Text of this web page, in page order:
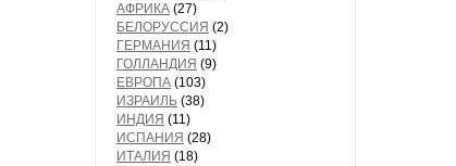
АФРИКА (27)
БЕЛОРУССИЯ (2)
ГЕРМАНИЯ (11)
ГОЛЛАНДИЯ (9)
ЕВРОПА (103)
ИЗРАИЛЬ (38)
ИНДИЯ (11)
ИСПАНИЯ (28)
ИТАЛИЯ (18)